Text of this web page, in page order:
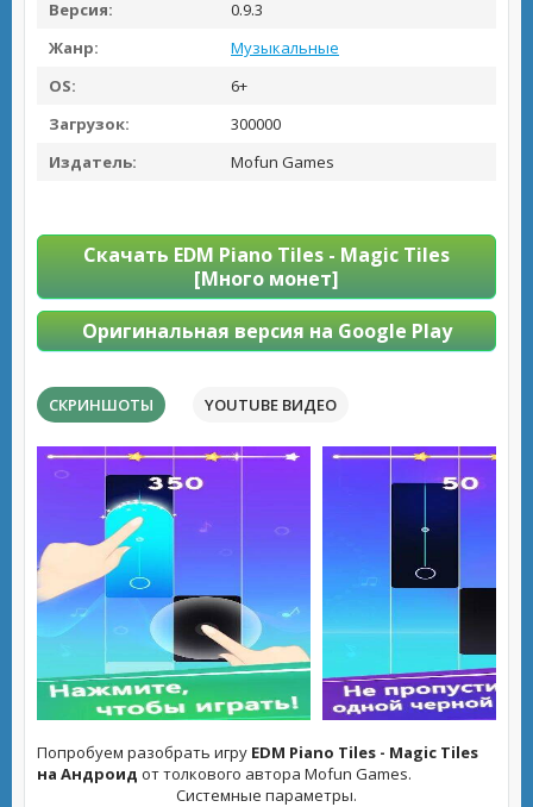
Версия:
0.9.3
Жанр:
Музыкальные
OS:
6+
Загрузок:
300000
Издатель:
Mofun Games
Скачать EDM Piano Tiles - Magic Tiles
[Много монет]
Оригинальная версия на Google Play
СКРИНШОТЫ YOUTUBE ВИДЕО
Попробуем разобрать игру EDM Piano Tiles - Magic Tiles
на Андроид от толкового автора Mofun Games.
Системные параметры.